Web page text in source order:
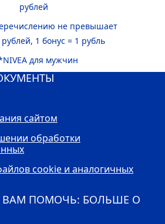
рублей
не превышает
1 бонус = 1 рубль
NIVEA для мужчин
сайтом
обработки
cookie и аналогичных
ПОМОЧЬ: БОЛЬШЕ О